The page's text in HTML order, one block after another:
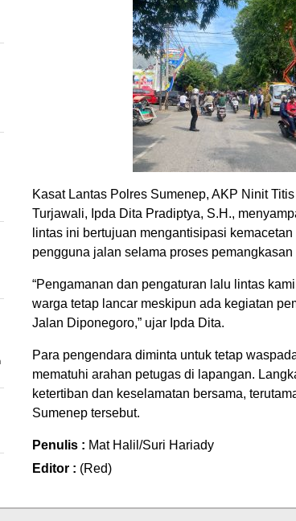
Kasat Lantas Polres Sumenep, AKP Ninit
Turjawali, Ipda Dita Pradiptya, S.H.,
lintas ini bertujuan mengantisipasi
pengguna jalan selama proses
“Pengamanan dan pengaturan lalu lintas
warga tetap lancar meskipun ada kegiatan
Jalan Diponegoro,” ujar Ipda Dita.
Para pengendara diminta untuk tetap
mematuhi arahan petugas di lapangan.
ketertiban dan keselamatan bersama,
Sumenep tersebut.
Penulis : Mat Halil/Suri Hariady
Editor : (Red)